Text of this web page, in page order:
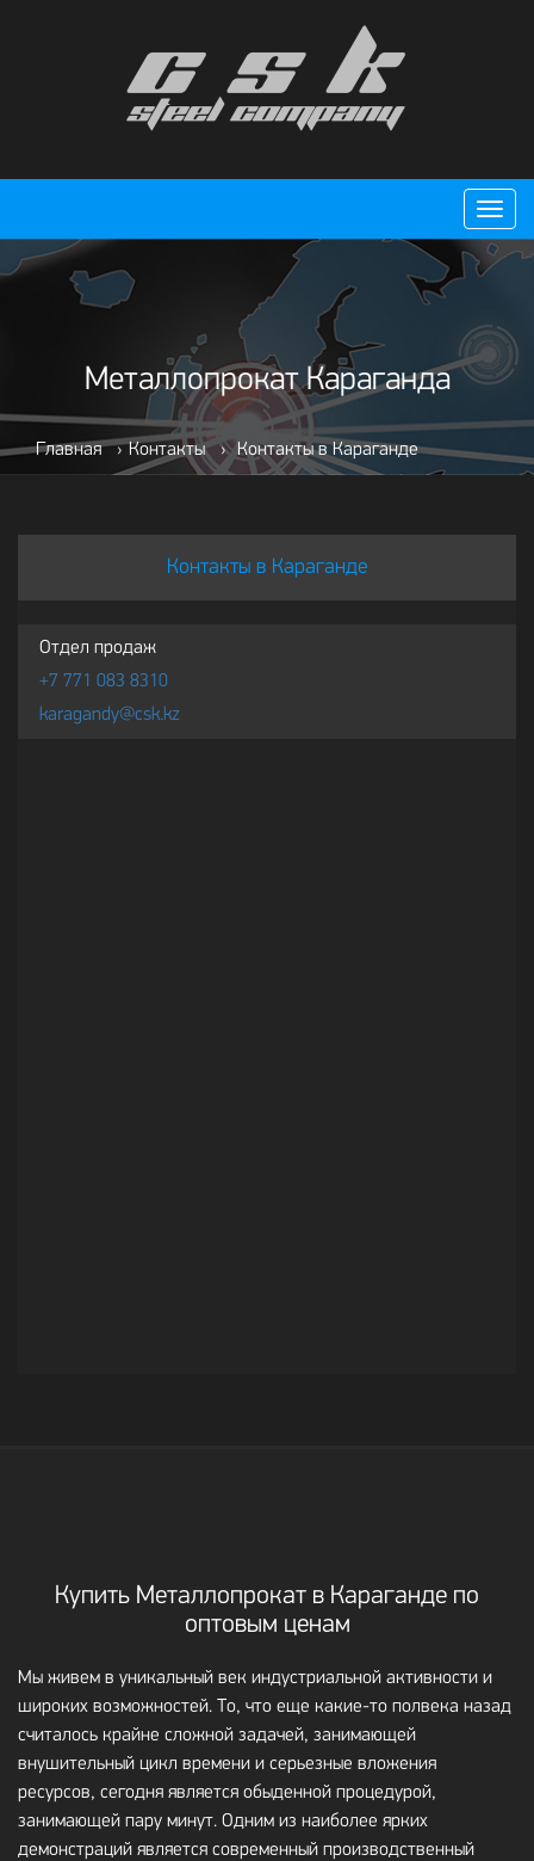
Металлопрокат Караганда
Главная › Контакты › Контакты в Караганде
Контакты в Караганде
Отдел продаж
+7 771 083 8310
karagandy@csk.kz
Купить Металлопрокат в Караганде по
оптовым ценам
Мы живем в уникальный век индустриальной активности и
широких возможностей. То, что еще какие-то полвека назад
считалось крайне сложной задачей, занимающей
внушительный цикл времени и серьезные вложения
ресурсов, сегодня является обыденной процедурой,
занимающей пару минут. Одним из наиболее ярких
демонстраций является современный производственный